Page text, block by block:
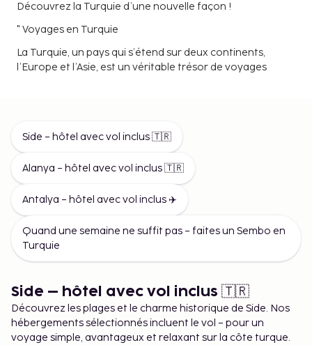
Découvrez la Turquie d’une nouvelle façon !
" Voyages en Turquie
La Turquie, un pays qui s’étend sur deux continents,
l’Europe et l’Asie, est un véritable trésor de voyages
Créez votre propre voyage
Avec nous, vous pouvez composer votre voyage en
Turquie de manière à ce qu’il vous corresponde
parfaitement – que vous choisissiez de voyager en
voiture ou en avion, et de réserver un ou plusieurs hôtels
ou maisons de vacances.
Nous vous souhaitons la bienvenue pour réserver votre
Side – hôtel avec vol inclus 🇹🇷
Alanya – hôtel avec vol inclus 🇹🇷
Antalya – hôtel avec vol inclus ✈️
Quand une semaine ne suffit pas – faites un Sembo en
Turquie
Side – hôtel avec vol inclus 🇹🇷
Découvrez les plages et le charme historique de Side. Nos
hébergements sélectionnés incluent le vol – pour un
voyage simple, avantageux et relaxant sur la côte turque.